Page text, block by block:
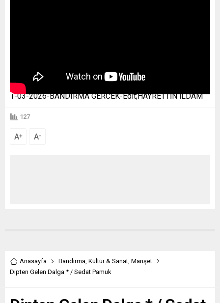
1-03-2026-BANDIRMA GERCEK-Edit;HAYRETTİN İLDAM
127
A+ A-
Anasayfa Bandırma Kültür & Sanat Manşet
Dipten Gelen Dalga * / Sedat Pamuk